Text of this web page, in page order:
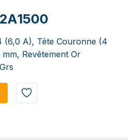
(6,0 A), Tête Couronne (4
Revêtement Or